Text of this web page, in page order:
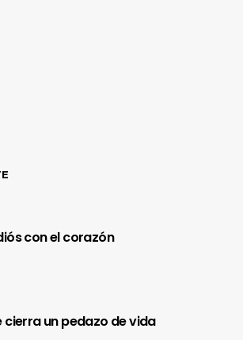
con el corazón
cierra un pedazo de vida